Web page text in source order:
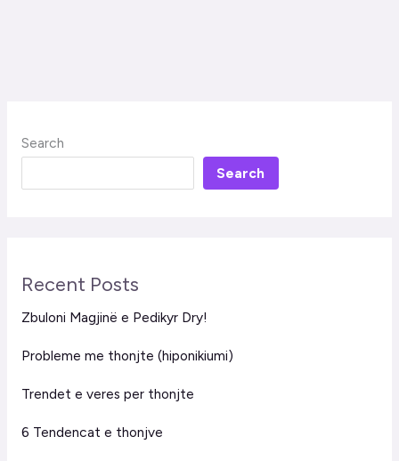
Search
Search
Recent Posts
Zbuloni Magjinë e Pedikyr Dry!
Probleme me thonjte (hiponikiumi)
Trendet e veres per thonjte
6 Tendencat e thonjve